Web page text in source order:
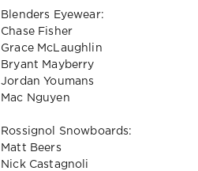
Blenders Eyewear:
Chase Fisher
Grace McLaughlin
Bryant Mayberry
Jordan Youmans
Mac Nguyen
Rossignol Snowboards:
Matt Beers
Nick Castagnoli